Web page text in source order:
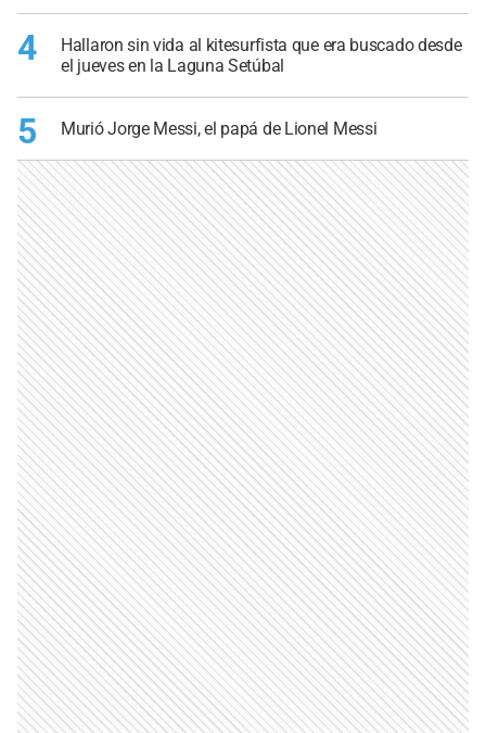
4
Hallaron sin vida al kitesurfista que era buscado desde
el jueves en la Laguna Setúbal
5 Murió Jorge Messi, el papá de Lionel Messi